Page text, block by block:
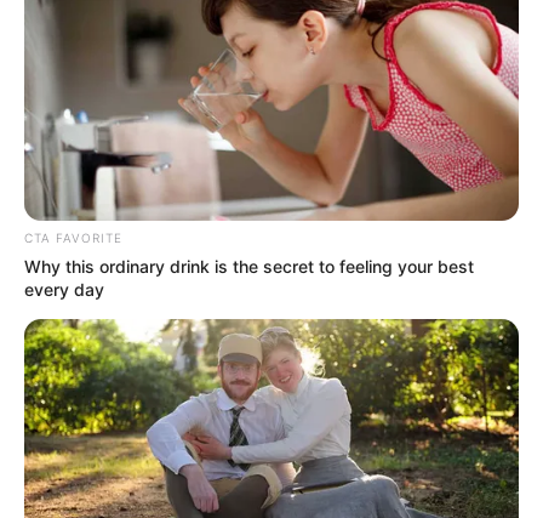
“A sok irigynek üzenném, hogy Várkonyi Andrea 20
éve titkon szerelmes volt Lőrincbe, így mesélte: –
Egy baráti társasággal buliztunk, amikor egyszer
csak elromlott a fűtés. Hideg, téli este volt, így
nagyon megijedtünk. A házigazda tárcsázott egy
számot, majd negyed óra múlva meg is érkezett a
gázszerelő. -Ez a Novák Laci a Barátok köztből? –
kérdeztem magamban.
CTA FAVORITE
Why this ordinary drink is the secret to feeling your best
every day